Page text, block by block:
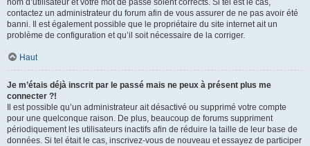
nom d’utilisateur et votre mot de passe soient corrects. Si tel est le cas,
contactez un administrateur du forum afin de vous assurer de ne pas avoir été
banni. Il est également possible que le propriétaire du site internet ait un
problème de configuration et qu’il soit nécessaire de la corriger.
Haut
Je m’étais déjà inscrit par le passé mais ne peux à présent plus me
connecter ?!
Il est possible qu’un administrateur ait désactivé ou supprimé votre compte
pour une quelconque raison. De plus, beaucoup de forums suppriment
périodiquement les utilisateurs inactifs afin de réduire la taille de leur base de
données. Si tel était le cas, inscrivez-vous de nouveau et essayez de participer